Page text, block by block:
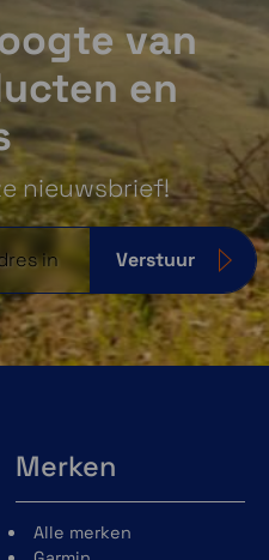
van
en
nieuwsbrief!
Verstuur
Merken
Alle merken